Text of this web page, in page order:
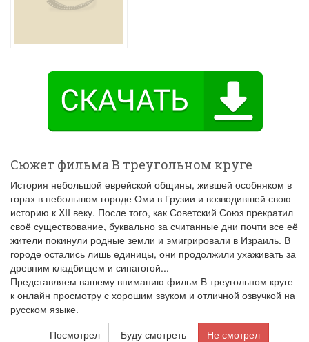
Сюжет фильма В треугольном круге
История небольшой еврейской общины, жившей особняком в
горах в небольшом городе Оми в Грузии и возводившей свою
историю к XII веку. После того, как Советский Союз прекратил
своё существование, буквально за считанные дни почти все её
жители покинули родные земли и эмигрировали в Израиль. В
городе остались лишь единицы, они продолжили ухаживать за
древним кладбищем и синагогой...
Представляем вашему вниманию фильм В треугольном круге
к онлайн просмотру с хорошим звуком и отличной озвучкой на
русском языке.
Посмотрел
Буду смотреть Не смотрел